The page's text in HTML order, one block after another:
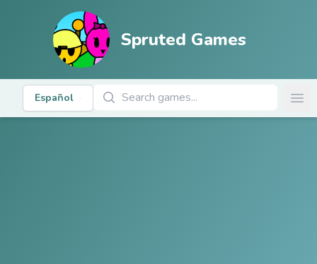
Spruted Games
Español
Buscar juegos